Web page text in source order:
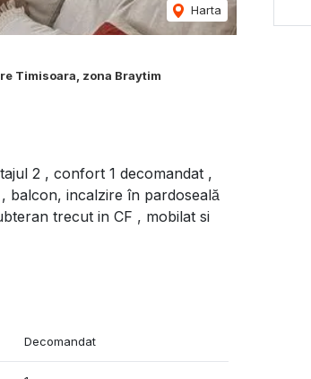
Harta
Timisoara, zona Braytim
2 , confort 1 decomandat ,
balcon, incalzire în pardoseală
trecut in CF , mobilat si
Decomandat